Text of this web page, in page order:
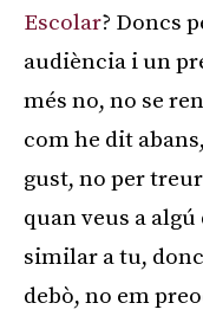
Escolar? Doncs
audiència i un
més no, no se
com he dit
gust, no per
quan veus a
similar a tu,
debò, no em